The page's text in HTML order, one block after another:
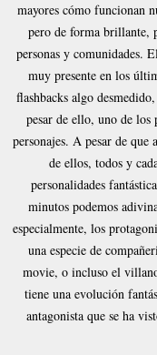
mayores cómo funcionan
pero de forma brillante,
personas y comunidades.
muy presente en los
flashbacks algo
pesar de ello, uno de los
personajes. A pesar de que
de ellos, todos y
personalidades
minutos podemos
especialmente, los
una especie de
movie, o incluso el
tiene una evolución
antagonista que se ha